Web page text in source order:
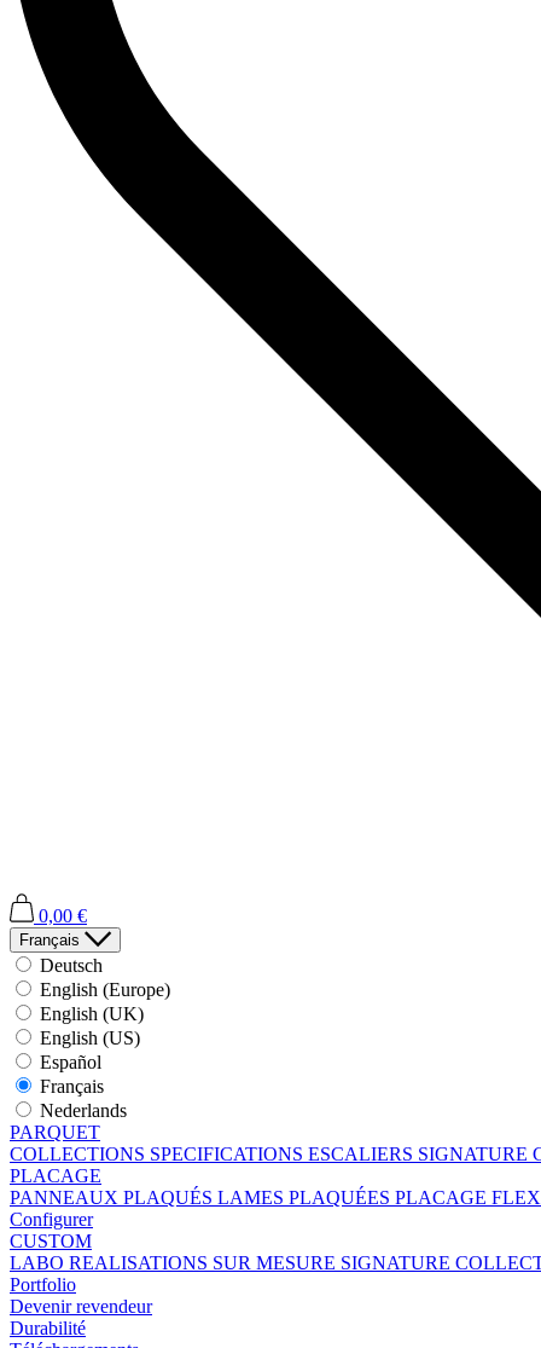
0,00 €
Français
Deutsch
English (Europe)
English (UK)
English (US)
Español
Français
Nederlands
PARQUET
COLLECTIONS SPECIFICATIONS ESCALIERS SIGNATURE
PLACAGE
PANNEAUX PLAQUÉS LAMES PLAQUÉES PLACAGE
Configurer
CUSTOM
LABO REALISATIONS SUR MESURE SIGNATURE
Portfolio
Devenir revendeur
Durabilité